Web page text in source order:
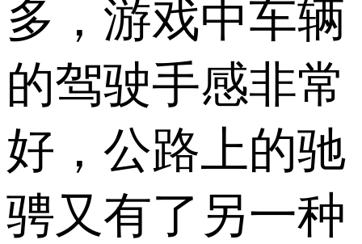
多，游戏中车辆
的驾驶手感非常
好，公路上的驰
骋又有了另一种